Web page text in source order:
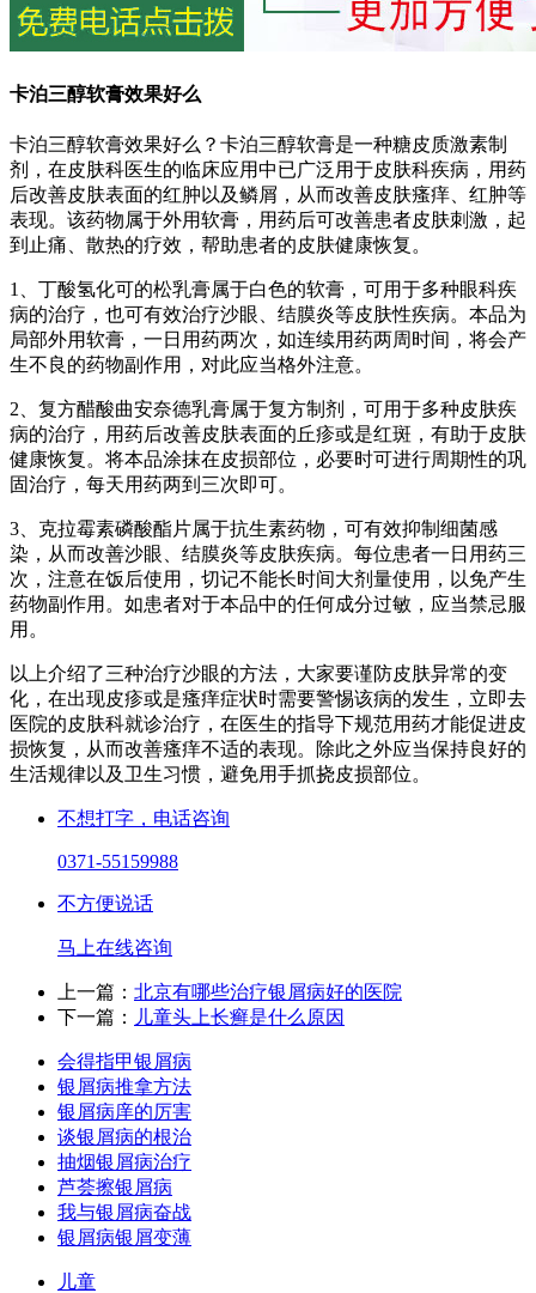
卡泊三醇软膏效果好么
卡泊三醇软膏效果好么？卡泊三醇软膏是一种糖皮质激素制
剂，在皮肤科医生的临床应用中已广泛用于皮肤科疾病，用药
后改善皮肤表面的红肿以及鳞屑，从而改善皮肤瘙痒、红肿等
表现。该药物属于外用软膏，用药后可改善患者皮肤刺激，起
到止痛、散热的疗效，帮助患者的皮肤健康恢复。
1、丁酸氢化可的松乳膏属于白色的软膏，可用于多种眼科疾
病的治疗，也可有效治疗沙眼、结膜炎等皮肤性疾病。本品为
局部外用软膏，一日用药两次，如连续用药两周时间，将会产
生不良的药物副作用，对此应当格外注意。
2、复方醋酸曲安奈德乳膏属于复方制剂，可用于多种皮肤疾
病的治疗，用药后改善皮肤表面的丘疹或是红斑，有助于皮肤
健康恢复。将本品涂抹在皮损部位，必要时可进行周期性的巩
固治疗，每天用药两到三次即可。
3、克拉霉素磷酸酯片属于抗生素药物，可有效抑制细菌感
染，从而改善沙眼、结膜炎等皮肤疾病。每位患者一日用药三
次，注意在饭后使用，切记不能长时间大剂量使用，以免产生
药物副作用。如患者对于本品中的任何成分过敏，应当禁忌服
用。
以上介绍了三种治疗沙眼的方法，大家要谨防皮肤异常的变
化，在出现皮疹或是瘙痒症状时需要警惕该病的发生，立即去
医院的皮肤科就诊治疗，在医生的指导下规范用药才能促进皮
损恢复，从而改善瘙痒不适的表现。除此之外应当保持良好的
生活规律以及卫生习惯，避免用手抓挠皮损部位。
不想打字，电话咨询
0371-55159988
不方便说话
马上在线咨询
上一篇： 北京有哪些治疗银屑病好的医院
下一篇：
儿童头上长癣是什么原因
会得指甲银屑病
银屑病推拿方法
银屑病庠的厉害
谈银屑病的根治
抽烟银屑病治疗
芦荟擦银屑病
我与银屑病奋战
银屑病银屑变薄
儿童